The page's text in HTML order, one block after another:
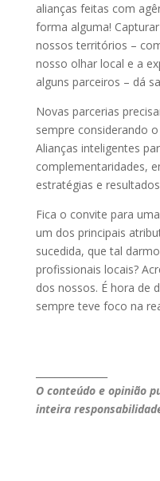
alianças feitas com
forma alguma!
nossos territórios –
nosso olhar local e a
alguns parceiros – dá
Novas parcerias
sempre considerando
Alianças inteligentes
complementaridades,
estratégias e
Fica o convite para
um dos principais
sucedida, que tal
profissionais locais?
dos nossos. É hora de
sempre teve foco na
O conteúdo e opinião
inteira